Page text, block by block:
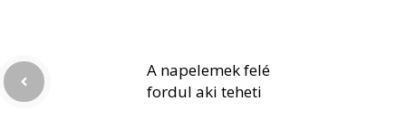
A napelemek felé
fordul aki teheti